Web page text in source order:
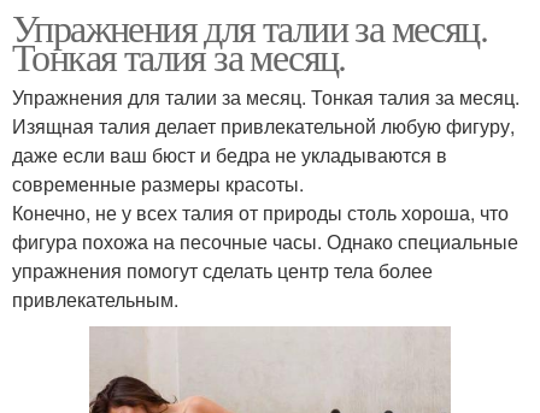
Упражнения для талии за месяц.
Тонкая талия за месяц.
Упражнения для талии за месяц. Тонкая талия за месяц.
Изящная талия делает привлекательной любую фигуру,
даже если ваш бюст и бедра не укладываются в
современные размеры красоты.
Конечно, не у всех талия от природы столь хороша, что
фигура похожа на песочные часы. Однако специальные
упражнения помогут сделать центр тела более
привлекательным.